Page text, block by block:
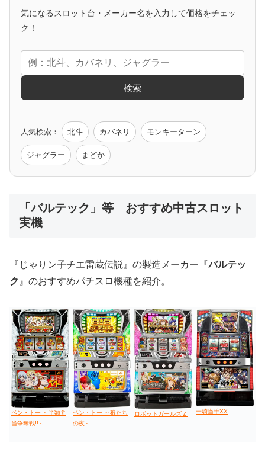
アニメタイアップ
エヴァ コードギアス 化物語 炎炎ノ消防隊
モンハン バイオ ペルソナ
値下げ台
気になるスロット台・メーカー名を入力して価格をチェッ
ク！
検索
人気検索： 北斗 カバネリ モンキーターン
ジャグラー まどか
「バルテック」等 おすすめ中古スロット
実機
『じゃりン子チエ雷蔵伝説』の製造メーカー『バルテッ
ク 』のおすすめパチスロ機種を紹介。
ベン・トー ～半額弁
当争奪戦!!～
ベン・トー ～狼たち
の夜～
ロボットガールズＺ 一騎当千XX